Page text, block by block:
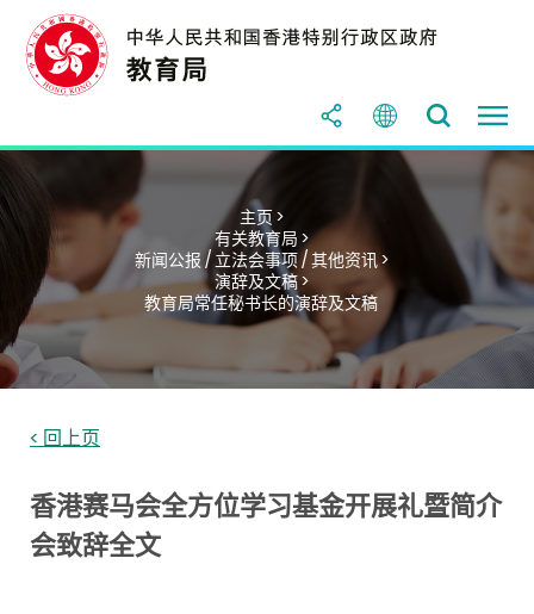
主页 >
有关教育局 >
新闻公报 / 立法会事项 / 其他资讯 >
演辞及文稿 >
教育局常任秘书长的演辞及文稿
< 回上页
香港赛马会全方位学习基金开展礼暨简介
会致辞全文